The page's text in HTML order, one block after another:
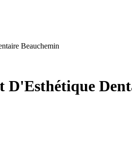
Beauchemin
D'Esthétique